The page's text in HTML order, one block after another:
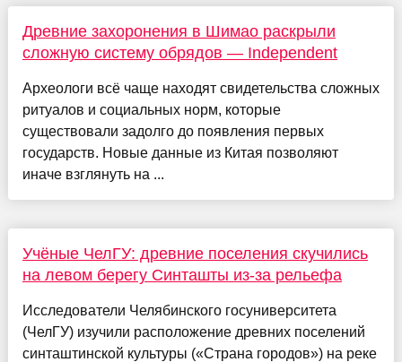
Древние захоронения в Шимао раскрыли
сложную систему обрядов — Independent
Археологи всё чаще находят свидетельства сложных
ритуалов и социальных норм, которые
существовали задолго до появления первых
государств. Новые данные из Китая позволяют
иначе взглянуть на ...
Учёные ЧелГУ: древние поселения скучились
на левом берегу Синташты из-за рельефа
Исследователи Челябинского госуниверситета
(ЧелГУ) изучили расположение древних поселений
синташтинской культуры («Страна городов») на реке